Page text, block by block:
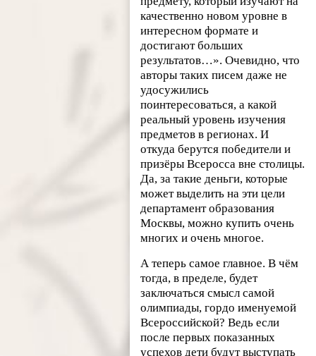
качественно новом уровне в
интересном формате и
достигают больших
результатов…». Очевидно, что
авторы таких писем даже не
удосужились
поинтересоваться, а какой
реальный уровень изучения
предметов в регионах. И
откуда берутся победители и
призёры Всеросса вне столицы.
Да, за такие деньги, которые
может выделить на эти цели
департамент образования
Москвы, можно купить очень
многих и очень многое.
А теперь самое главное. В чём
тогда, в пределе, будет
заключаться смысл самой
олимпиады, гордо именуемой
Всероссийской? Ведь если
после первых показанных
успехов дети будут выступать